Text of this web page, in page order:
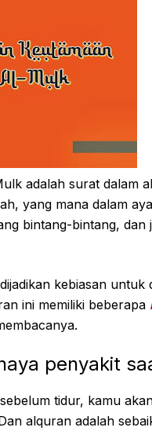
adalah surat dalam
yang mana dalam
bintang-bintang, dan
kebiasan untuk
ini memiliki beberapa
penyakit
tidur, kamu
alquran adalah